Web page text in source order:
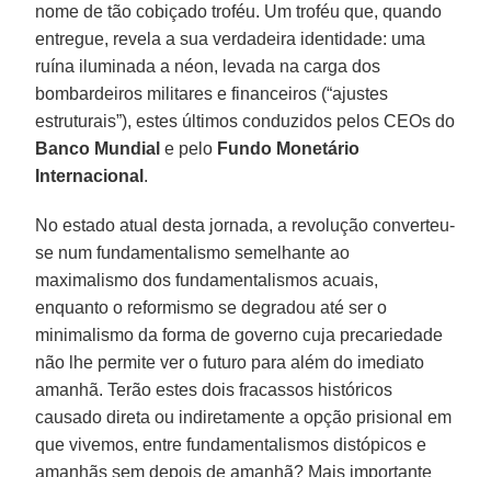
nome de tão cobiçado troféu. Um troféu que, quando
entregue, revela a sua verdadeira identidade: uma
ruína iluminada a néon, levada na carga dos
bombardeiros militares e financeiros (“ajustes
estruturais”), estes últimos conduzidos pelos CEOs do
Banco Mundial e pelo Fundo Monetário
Internacional .
No estado atual desta jornada, a revolução converteu-
se num fundamentalismo semelhante ao
maximalismo dos fundamentalismos acuais,
enquanto o reformismo se degradou até ser o
minimalismo da forma de governo cuja precariedade
não lhe permite ver o futuro para além do imediato
amanhã. Terão estes dois fracassos históricos
causado direta ou indiretamente a opção prisional em
que vivemos, entre fundamentalismos distópicos e
amanhãs sem depois de amanhã? Mais importante